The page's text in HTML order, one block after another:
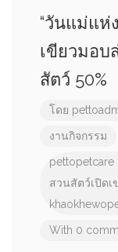
“วันแม่แห่
เขียวมอบ
สัตว์ 50%
โดย
งานกิจกรรม
pettopetcare
สวนสัตว์เปิดเ
With 0